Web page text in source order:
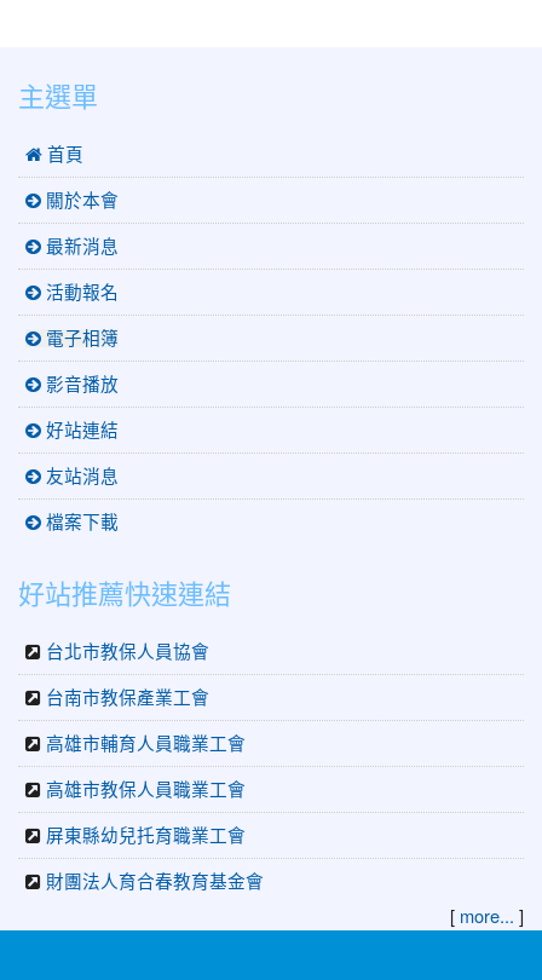
主選單
 首頁
關於本會
最新消息
活動報名
電子相簿
影音播放
好站連結
友站消息
檔案下載
好站推薦快速連結
台北市教保人員協會
台南市教保產業工會
高雄市輔育人員職業工會
高雄市教保人員職業工會
屏東縣幼兒托育職業工會
財團法人育合春教育基金會
[ more... ]